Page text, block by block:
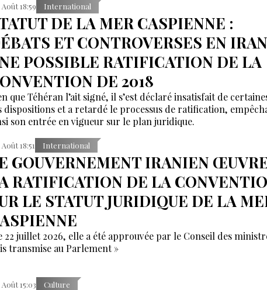
Août 18:59 International
DE LA MER CASPIENNE :
ET CONTROVERSES EN
POSSIBLE RATIFICATION DE LA
DE 2018
que Téhéran l’ait signé, il s’est déclaré insatisfait de
dispositions et a retardé le processus de ratification,
son entrée en vigueur sur le plan juridique.
Août 18:51 International
GOUVERNEMENT IRANIEN
RATIFICATION DE LA
LE STATUT JURIDIQUE DE LA
22 juillet 2026, elle a été approuvée par le Conseil des
transmise au Parlement »
Août 15:03 Culture